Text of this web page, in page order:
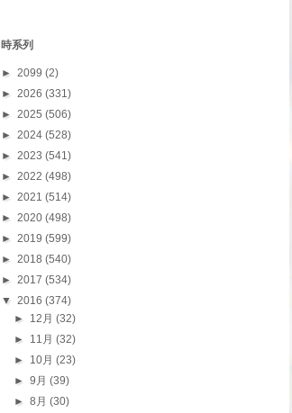
時系列
► 2099 (2)
► 2026 (331)
► 2025 (506)
► 2024 (528)
► 2023 (541)
► 2022 (498)
► 2021 (514)
► 2020 (498)
► 2019 (599)
► 2018 (540)
► 2017 (534)
▼ 2016 (374)
► 12月(32)
► 11月(32)
► 10月(23)
►9月(39)
►8月(30)